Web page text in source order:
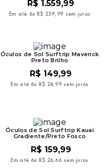
R$ 1 .559,99
Em até 6x R$ 259, 99 sem juros
Óculos de Sol Surftrip Maverick
Preto Brilho
R$ 149,99
Em até 6x R$ 24, 99 sem juros
Óculos de Sol Surftrip Kauai
Gradiente/Preto Fosco
R$ 159,99
Em até 6x R$ 26, 66 sem juros